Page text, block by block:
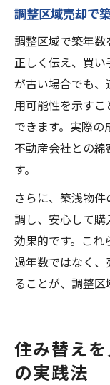
調整区域売却で
調整区域で築年
正しく伝え、買
が古い場合でも
用可能性を示す
できます。実際の
不動産会社との
す。
さらに、築浅物
調し、安心して
効果的です。こ
過年数ではなく
ることが、調整区
住み替え
の実践法